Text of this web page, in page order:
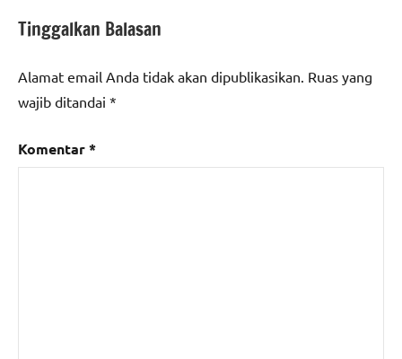
Tinggalkan Balasan
Alamat email Anda tidak akan dipublikasikan. Ruas yang
wajib ditandai *
Komentar*